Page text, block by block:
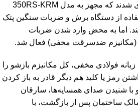
خلوتی ساختمان وارد واحدی شدند که مجهز به مدل 350RS-KRM
از دستگاه برش و ضربات سنگین پتک
اما به محض وارد شدن ضربات
(مکانیزم ضدسرقت مخفی) فعال شد.
فولادی مخفی، کل مکانیزم بازشو را
رمز یا کلید هم دیگر قادر به باز کردن
با شنیدن صدای همسایه‌ها، سارقان
ساختمان پس از بازگشت، با